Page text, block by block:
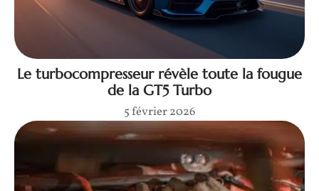
Le turbocompresseur révèle toute la fougue
de la GT5 Turbo
5 février 2026